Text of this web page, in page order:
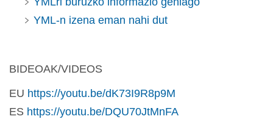
YML-n izena eman nahi dut
BIDEOAK/VIDEOS
EU https://youtu.be/dK73I9R8p9M
ES https://youtu.be/DQU70JtMnFA